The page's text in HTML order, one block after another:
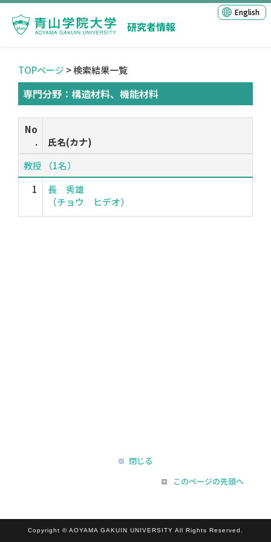
研究者情報
English
TOPページ > 検索結果一覧
専門分野：構造材料、機能材料
No
.
氏名(カナ)
教授 （1名）
1
長 秀雄
（チョウ ヒデオ）
閉じる
このページの先頭へ
Copyright © AOYAMA GAKUIN UNIVERSITY All Rights Reserved.